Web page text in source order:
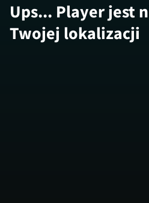
Ups... Player jest
Twojej lokalizacji